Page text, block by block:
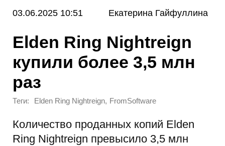
03.06.2025 10:51 Екатерина Гайфуллина
Elden Ring Nightreign
купили более 3,5 млн
раз
Теги: Elden Ring Nightreign, FromSoftware
Количество проданных копий Elden
Ring Nightreign превысило 3,5 млн